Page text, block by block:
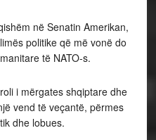
në Senatin Amerikan,
politike që më vonë do
të NATO-s.
i mërgates shqiptare dhe
vend të veçantë, përmes
dhe lobues.